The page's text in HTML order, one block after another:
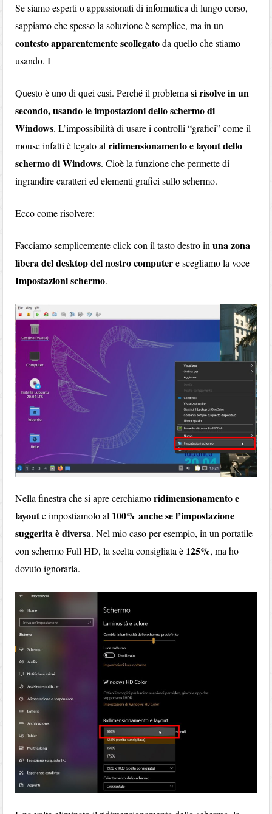
Se siamo esperti o appassionati di informatica di lungo corso,
sappiamo che spesso la soluzione è semplice, ma in un
contesto apparentemente scollegatoda quello che stiamo
usando. I
Questo è uno di quei casi. Perché il problemasi risolve in un
secondo, usando le impostazioni dello schermo di
Windows. L’impossibilità di usare i controlli “grafici” come il
mouse infatti è legato alridimensionamento e layout dello
schermo di Windows. Cioè la funzione che permette di
ingrandire caratteri ed elementi grafici sullo schermo.
Ecco come risolvere:
Facciamo semplicemente click con il tasto destro inuna zona
libera del desktop del nostro computere scegliamo la voce
Impostazioni schermo.
Nella finestra che si apre cerchiamoridimensionamento e
layoute impostiamolo al 100% anche se l’impostazione
suggerita è diversa. Nel mio caso per esempio, in un portatile
con schermo Full HD, la scelta consigliata è 125%, ma ho
dovuto ignorarla.